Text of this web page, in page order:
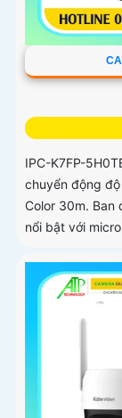
IPC-K7FP-
chuyển động
Color 30m. Ban
nổi bật với